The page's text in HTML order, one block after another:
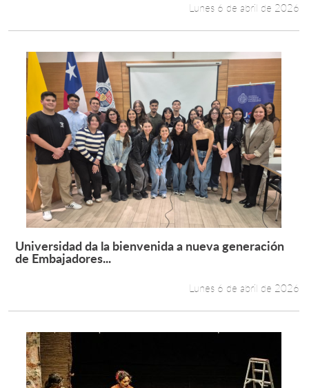
Lunes 6 de abril de 2026
Leer más +
Universidad da la bienvenida a nueva generación
de Embajadores...
Lunes 6 de abril de 2026